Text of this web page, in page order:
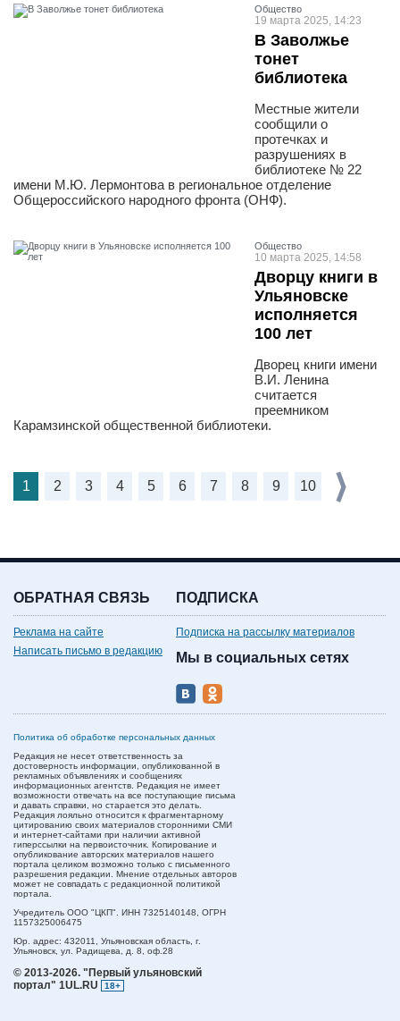
Общество
19 марта 2025, 14:23
В Заволжье
тонет
библиотека
Местные жители
сообщили о
протечках и
разрушениях в
библиотеке № 22
имени М.Ю. Лермонтова в региональное отделение
Общероссийского народного фронта (ОНФ).
Общество
10 марта 2025, 14:58
Дворцу книги в
Ульяновске
исполняется
100 лет
Дворец книги имени
В.И. Ленина
считается
преемником
Карамзинской общественной библиотеки.
1 2 3 4 5 6 7 8 9 10
ОБРАТНАЯ СВЯЗЬ
Реклама на сайте
Написать письмо в редакцию
ПОДПИСКА
Подписка на рассылку материалов
Мы в социальных сетях
Политика об обработке персональных данных
Редакция не несет ответственность за
достоверность информации, опубликованной в
рекламных объявлениях и сообщениях
информационных агентств. Редакция не имеет
возможности отвечать на все поступающие письма
и давать справки, но старается это делать.
Редакция лояльно относится к фрагментарному
цитированию своих материалов сторонними СМИ
и интернет-сайтами при наличии активной
гиперссылки на первоисточник. Копирование и
опубликование авторских материалов нашего
портала целиком возможно только с письменного
разрешения редакции. Мнение отдельных авторов
может не совпадать с редакционной политикой
портала.
Учредитель ООО "ЦКП". ИНН 7325140148, ОГРН
1157325006475
Юр. адрес: 432011, Ульяновская область, г.
Ульяновск, ул. Радищева, д. 8, оф.28
© 2013-2026. "Первый ульяновский
портал" 1UL.RU
18+